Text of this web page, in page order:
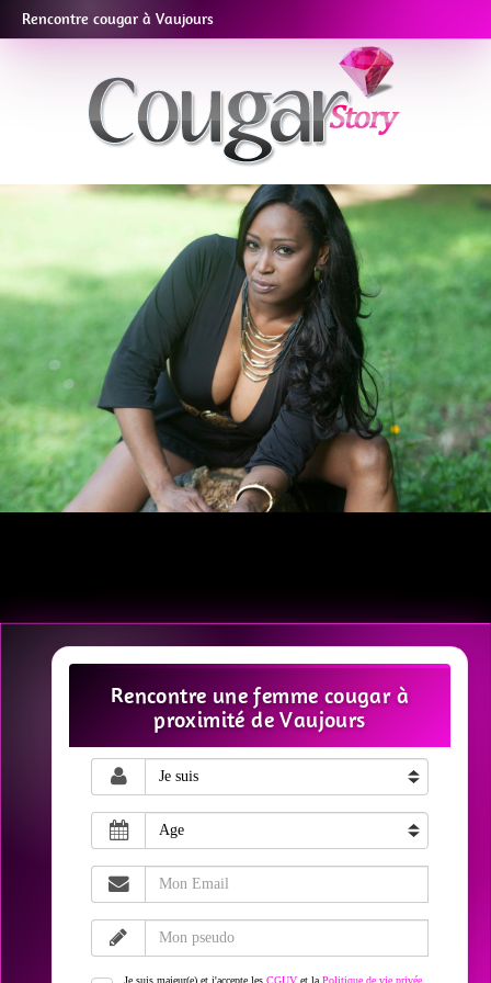
Rencontre cougar à Vaujours
Rencontre une femme cougar à
proximité de Vaujours
Je suis majeur(e) et j'accepte les CGUV et la Politique de vie privée